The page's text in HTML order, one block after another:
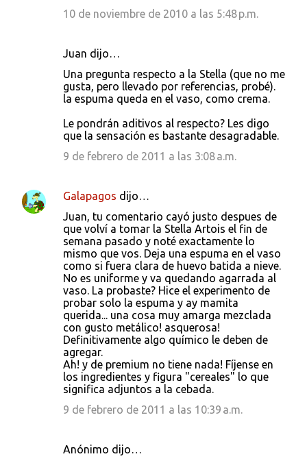
10 de noviembre de 2010 a las 5:48 p.m.
Juan dijo…
Una pregunta respecto a la Stella (que no me
gusta, pero llevado por referencias, probé).
la espuma queda en el vaso, como crema.
Le pondrán aditivos al respecto? Les digo
que la sensación es bastante desagradable.
9 de febrero de 2011 a las 3:08 a.m.
Galapagos dijo…
Juan, tu comentario cayó justo despues de
que volví a tomar la Stella Artois el fin de
semana pasado y noté exactamente lo
mismo que vos. Deja una espuma en el vaso
como si fuera clara de huevo batida a nieve.
No es uniforme y va quedando agarrada al
vaso. La probaste? Hice el experimento de
probar solo la espuma y ay mamita
querida... una cosa muy amarga mezclada
con gusto metálico! asquerosa!
Definitivamente algo químico le deben de
agregar.
Ah! y de premium no tiene nada! Fíjense en
los ingredientes y figura "cereales" lo que
significa adjuntos a la cebada.
9 de febrero de 2011 a las 10:39 a.m.
Anónimo dijo…